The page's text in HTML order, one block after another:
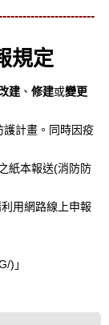
規定
建 、 修建或變更
計畫。同時因疫
紙本報送(消防防
用網路線上申報
)」